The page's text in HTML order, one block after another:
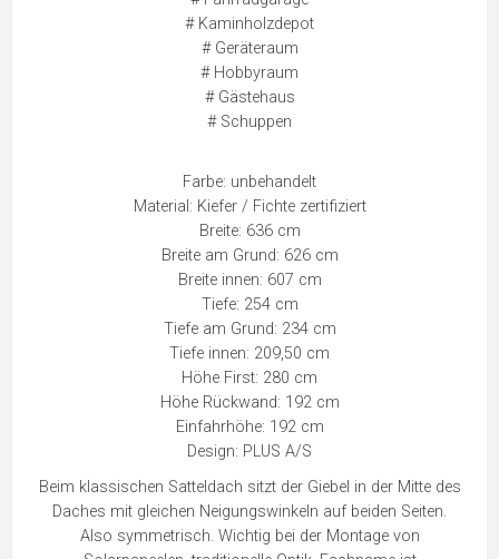
# Kaminholzdepot
# Geräteraum
# Hobbyraum
# Gästehaus
# Schuppen
Farbe: unbehandelt
Material: Kiefer / Fichte zertifiziert
Breite: 636 cm
Breite am Grund: 626 cm
Breite innen: 607 cm
Tiefe: 254 cm
Tiefe am Grund: 234 cm
Tiefe innen: 209,50 cm
Höhe First: 280 cm
Höhe Rückwand: 192 cm
Einfahrhöhe: 192 cm
Design: PLUS A/S
Beim klassischen Satteldach sitzt der Giebel in der Mitte des
Daches mit gleichen Neigungswinkeln auf beiden Seiten.
Also symmetrisch. Wichtig bei der Montage von